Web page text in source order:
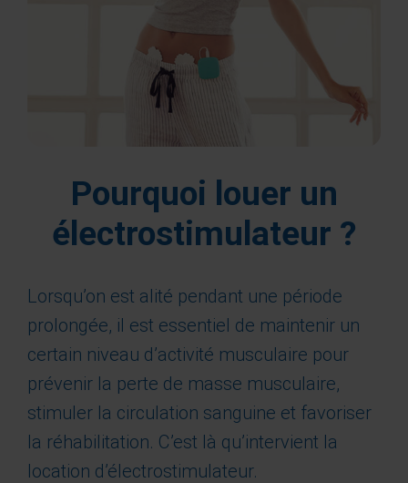
Pourquoi louer un
électrostimulateur ?
Lorsqu’on est alité pendant une période
prolongée, il est essentiel de maintenir un
certain niveau d’activité musculaire pour
prévenir la perte de masse musculaire,
stimuler la circulation sanguine et favoriser
la réhabilitation. C’est là qu’intervient la
location d’électrostimulateur.